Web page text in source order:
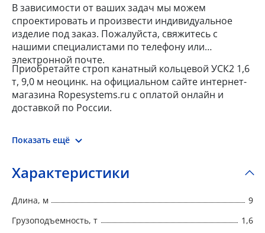
В зависимости от ваших задач мы можем
спроектировать и произвести индивидуальное
изделие под заказ. Пожалуйста, свяжитесь с
нашими специалистами по телефону или
электронной почте.
Приобретайте строп канатный кольцевой УСК2 1,6
т, 9,0 м неоцинк. на официальном сайте интернет-
магазина Ropesystems.ru с оплатой онлайн и
доставкой по России.
Показать ещё
Характеристики
Длина, м
9
Грузоподъемность, т
1,6